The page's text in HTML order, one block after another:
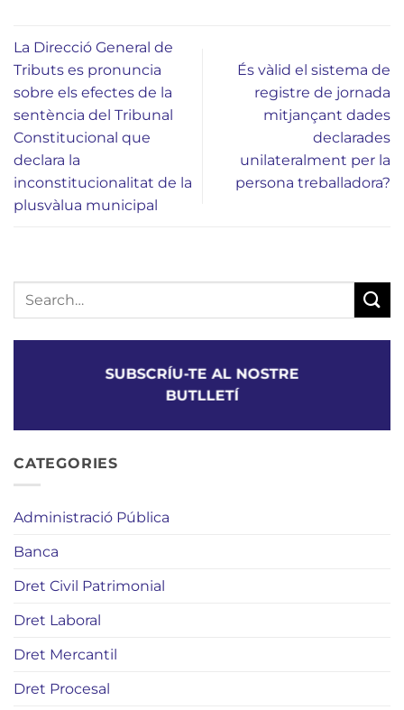
La Direcció General de
Tributs es pronuncia
sobre els efectes de la
sentència del Tribunal
Constitucional que
declara la
inconstitucionalitat de la
plusvàlua municipal
És vàlid el sistema de
registre de jornada
mitjançant dades
declarades
unilateralment per la
persona treballadora?
SUBSCRÍU-TE AL NOSTRE
BUTLLETÍ
CATEGORIES
Administració Pública
Banca
Dret Civil Patrimonial
Dret Laboral
Dret Mercantil
Dret Procesal